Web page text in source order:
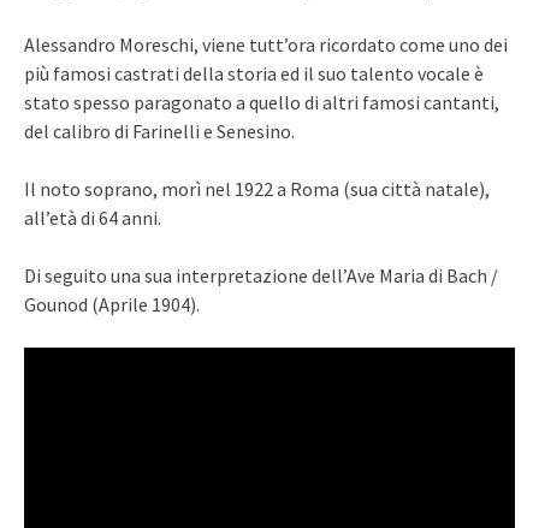
Alessandro Moreschi, viene tutt’ora ricordato come uno dei
più famosi castrati della storia ed il suo talento vocale è
stato spesso paragonato a quello di altri famosi cantanti,
del calibro di Farinelli e Senesino.
Il noto soprano, morì nel 1922 a Roma (sua città natale),
all’età di 64 anni.
Di seguito una sua interpretazione dell’Ave Maria di Bach /
Gounod (Aprile 1904).